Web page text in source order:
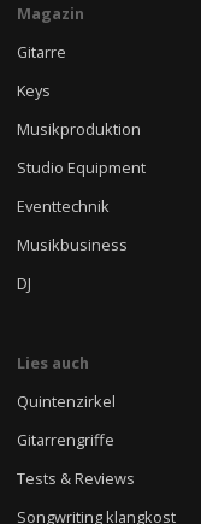
Magazin
Gitarre
Keys
Musikproduktion
Studio Equipment
Eventtechnik
Musikbusiness
DJ
Lies auch
Quintenzirkel
Gitarrengriffe
Tests & Reviews
Songwriting klangkost